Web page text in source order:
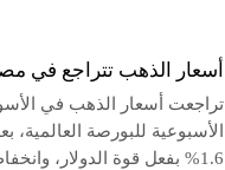
أسعار الذهب تتراجع في مصر وعيار 21 يسجل
تراجعت أسعار الذهب في
الأسبوعية للبورصة
1.6% بفعل قوة الدولار، وانخفاض المخاطر السياسية نتيجة فوز دونالد ترامب في…